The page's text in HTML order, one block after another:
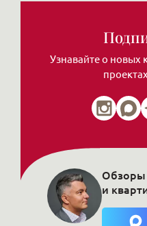
Узнавайте о новых
Нажимая на кнопку, Вы
Обзоры
и